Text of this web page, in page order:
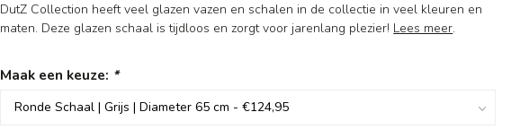
DutZ Collection heeft veel glazen vazen en schalen in de collectie in veel kleuren en
maten. Deze glazen schaal is tijdloos en zorgt voor jarenlang plezier! Lees meer.
Maak een keuze: *